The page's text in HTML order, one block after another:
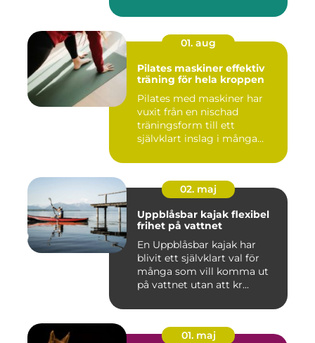
01. aug
Pilates maskiner effektiv
träning för hela kroppen
Pilates med maskiner har
vuxit från en nischad
träningsform till ett
självklart inslag i många
02. maj
Uppblåsbar kajak flexibel
frihet på vattnet
En Uppblåsbar kajak har
blivit ett självklart val för
många som vill komma ut
på vattnet utan att kr...
01. maj